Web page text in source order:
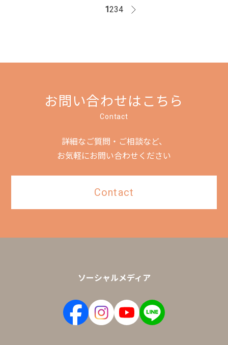
1234
お問い合わせはこちら
Contact
詳細なご質問・ご相談など、
お気軽にお問い合わせください
Contact
ソーシャルメディア